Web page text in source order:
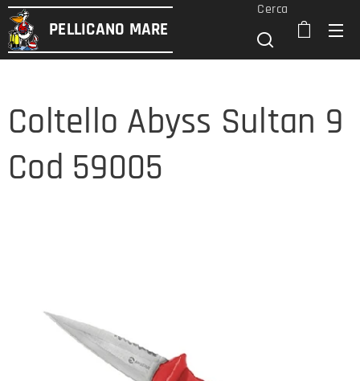
PELLICANO MARE
Cerca
Coltello Abyss Sultan 9
Cod 59005